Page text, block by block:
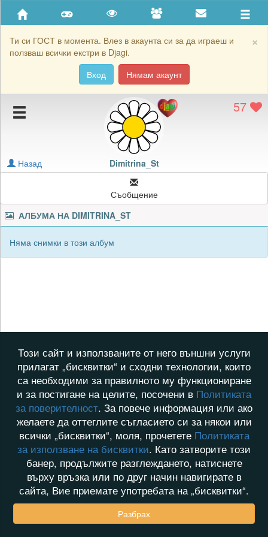
×
Ти си ГОСТ в момента. Влез в акаунта си за да играеш и
ползваш всички екстри в Djagi.
Вход
Нямам акаунт
Приятели
Хронология на игри
Подаръците на Dimitrina_St
Картичките на Dimitrina_St
Блокирай Dimitrina_St
57
Dimitrina_St
Назад
Съобщение
АЛБУМА НА DIMITRINA_ST
Няма снимки в този албум
Този сайт и използваните от него външни услуги
прилагат „бисквитки“ и сходни технологии, които
са необходими за правилното му функциониране
и за постигане на целите, посочени в Политиката
за поверителност. За повече информация или ако
желаете да оттеглите съгласието си за някои или
всички „бисквитки“, моля, прочетете Политиката
за използване на бисквитки. Като затворите този
банер, продължите разглеждането, натиснете
върху връзка или по друг начин навигирате в
сайта, Вие приемате употребата на „бисквитки“.
Разбрах